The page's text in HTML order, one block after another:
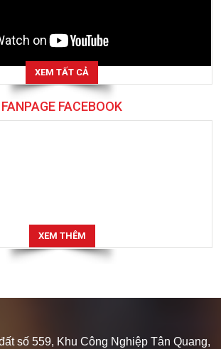
XEM TẤT CẢ
FANPAGE FACEBOOK
XEM THÊM
số 559, Khu Công Nghiệp Tân Quang,